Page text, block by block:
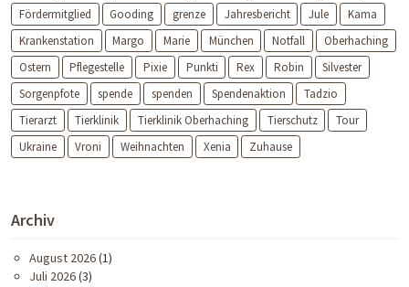
Fördermitglied
Gooding grenze Jahresbericht Jule
Kama
Krankenstation
Margo Marie München Notfall
Oberhaching
Ostern
Pflegestelle Pixie Punkti Rex Robin
Silvester
Sorgenpfote
spende spenden Spendenaktion
Tadzio
Tierarzt
Tierklinik Tierklinik Oberhaching Tierschutz
Tour
Ukraine
Vroni Weihnachten Xenia Zuhause
Archiv
August 2026(1)
Juli 2026(3)